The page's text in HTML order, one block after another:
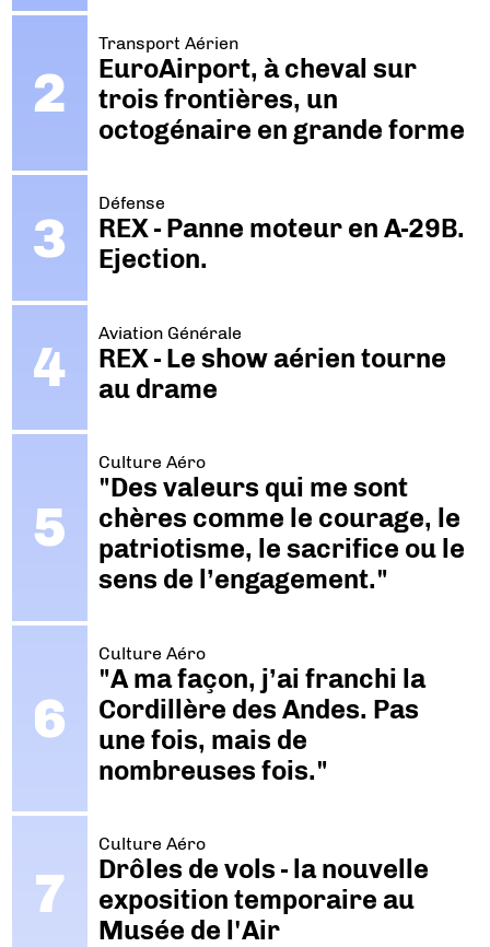
Transport Aérien
EuroAirport, à cheval sur
trois frontières, un
octogénaire en grande forme
Défense
REX - Panne moteur en A-29B.
Ejection.
Aviation Générale
REX - Le show aérien tourne
au drame
Culture Aéro
"Des valeurs qui me sont
chères comme le courage, le
patriotisme, le sacrifice ou le
sens de l’engagement."
Culture Aéro
"A ma façon, j’ai franchi la
Cordillère des Andes. Pas
une fois, mais de
nombreuses fois."
Culture Aéro
Drôles de vols - la nouvelle
exposition temporaire au
Musée de l'Air